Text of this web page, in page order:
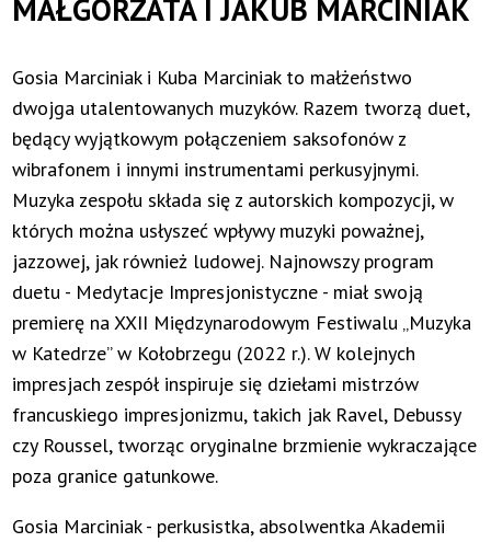
MAŁGORZATA I JAKUB MARCINIAK
Gosia Marciniak i Kuba Marciniak to małżeństwo
dwojga utalentowanych muzyków. Razem tworzą duet,
będący wyjątkowym połączeniem saksofonów z
wibrafonem i innymi instrumentami perkusyjnymi.
Muzyka zespołu składa się z autorskich kompozycji, w
których można usłyszeć wpływy muzyki poważnej,
jazzowej, jak również ludowej. Najnowszy program
duetu - Medytacje Impresjonistyczne - miał swoją
premierę na XXII Międzynarodowym Festiwalu „Muzyka
w Katedrze” w Kołobrzegu (2022 r.). W kolejnych
impresjach zespół inspiruje się dziełami mistrzów
francuskiego impresjonizmu, takich jak Ravel, Debussy
czy Roussel, tworząc oryginalne brzmienie wykraczające
poza granice gatunkowe.
Gosia Marciniak - perkusistka, absolwentka Akademii